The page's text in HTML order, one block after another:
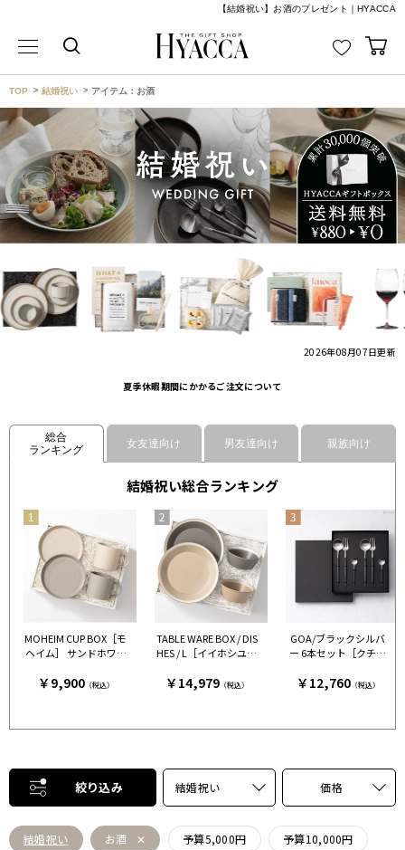
【結婚祝い】お酒のプレゼント｜HYACCA
TOP 結婚祝い アイテム：お酒
2026年08月07日更新
夏季休暇期間にかかるご注文について
総合
ランキング
女友達向け 男友達向け 親族向け
結婚祝い総合ランキング
MOHEIM CUP BOX［モ
ヘイム］ サンドホワイ
ム］
￥9,900（税込）
TABLE WARE BOX / DIS
HES / L［イイホシユミ
ー＆ベージュ［イイホ
￥14,979（税込）
GOA/ブラックシルバ
ー 6本セット［クチポ
￥12,760（税込）
絞り込み 結婚祝い 価格
結婚祝い お酒 予算5,000円 予算10,000円